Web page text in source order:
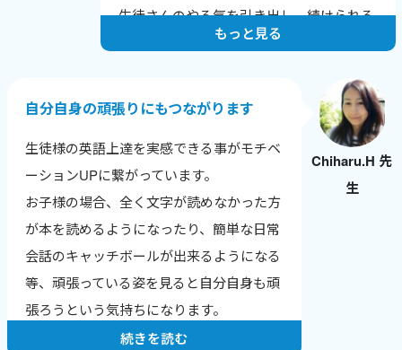
生徒さんのやる気を引き出し、続けられる
レッスンを心がけています。
達成に向けてサポートすることで、やる気
を保ち続けてもらえるようにしています。
英検合格やTOEICのスコアアップなど、成
果の報告をもらえるのが一番のやりがいで
す。
ワールドトークはレッスン数が数字で見え
るので、自分の頑張りが実感でき、モチベ
ーションにつながっています。
もっと見る
Chiharu.H 先
生
自分自身の頑張りにもつながります
生徒様の英語上達を実感できる事がモチベ
ーションUPに繋がっています。
お子様の場合、全く文字が読めなかった方
が本を読めるようになったり、簡単な日常
会話のキャッチボールが出来るようになる
等、頑張っている姿を見ると自分自身も頑
張ろうという気持ちになります。
続きを読む